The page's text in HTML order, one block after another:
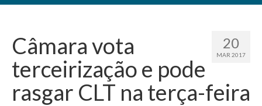
20
MAR 2017
Câmara vota
terceirização e pode
rasgar CLT na terça-feira